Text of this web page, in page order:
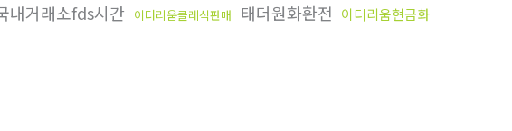
내거래소fds시간 이더리움클레식판매 태더원화환전 이더리움현금화